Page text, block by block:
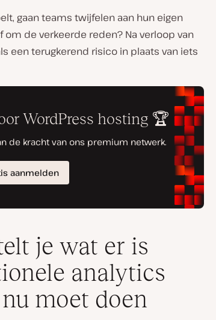
gaan teams twijfelen aan hun eigen
om de verkeerde reden? Na verloop van
een terugkerend risico in plaats van iets
je wat er is
analytics
moet doen